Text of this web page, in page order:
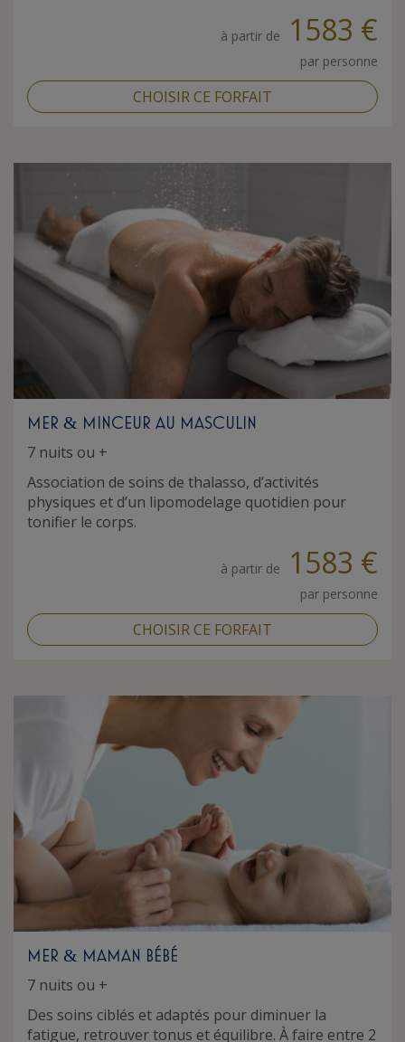
à partir de 1583 €
par personne
CHOISIR CE FORFAIT
MER & MINCEUR AU MASCULIN
7 nuits ou +
Association de soins de thalasso, d’activités
physiques et d’un lipomodelage quotidien pour
tonifier le corps.
à partir de 1583 €
par personne
CHOISIR CE FORFAIT
MER & MAMAN BÉBÉ
7 nuits ou +
Des soins ciblés et adaptés pour diminuer la
fatigue, retrouver tonus et équilibre. À faire entre 2